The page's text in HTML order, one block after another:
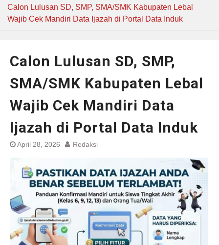
Calon Lulusan SD, SMP, SMA/SMK Kabupaten Lebal
Wajib Cek Mandiri Data Ijazah di Portal Data Induk
Calon Lulusan SD, SMP,
SMA/SMK Kabupaten Lebal
Wajib Cek Mandiri Data
Ijazah di Portal Data Induk
April 28, 2026 Redaksi